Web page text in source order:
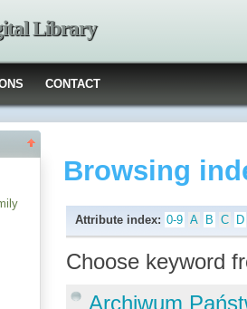
Library
CONTACT
Browsing
Attribute index: 0-9 A B C D
Choose keyword
Archiwum